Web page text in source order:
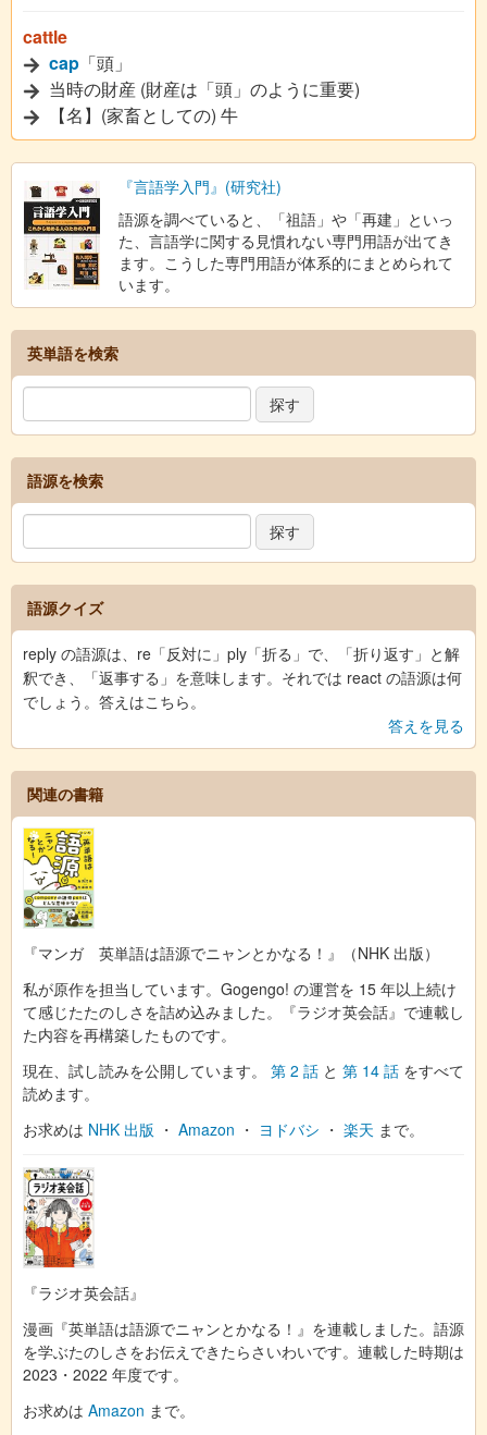
cattle
cap 「頭」
当時の財産 (財産は「頭」のように重要)
【名】(家畜としての) 牛
『言語学入門』(研究社)
語源を調べていると、「祖語」や「再建」といっ
た、言語学に関する見慣れない専門用語が出てき
ます。こうした専門用語が体系的にまとめられて
います。
英単語を検索
語源を検索
語源クイズ
reply の語源は、re「反対に」ply「折る」で、「折り返す」と解
釈でき、「返事する」を意味します。それでは react の語源は何
でしょう。答えはこちら。
答えを見る
関連の書籍
『マンガ 英単語は語源でニャンとかなる！』（NHK 出版）
私が原作を担当しています。Gogengo! の運営を 15 年以上続け
て感じたたのしさを詰め込みました。『ラジオ英会話』で連載し
た内容を再構築したものです。
現在、試し読みを公開しています。 第 2 話 と 第 14 話 をすべて
読めます。
お求めは NHK 出版 ・ Amazon ・ ヨドバシ ・ 楽天 まで。
『ラジオ英会話』
漫画『英単語は語源でニャンとかなる！』を連載しました。語源
を学ぶたのしさをお伝えできたらさいわいです。連載した時期は
2023・2022 年度です。
お求めは Amazon まで。